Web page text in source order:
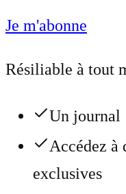
Je m'abonne
Résiliable à tout
Un journal
Accédez à
exclusives